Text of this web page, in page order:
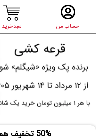
حساب من سبدخرید
50% تخفیف همه محصولات ویژه تابستان